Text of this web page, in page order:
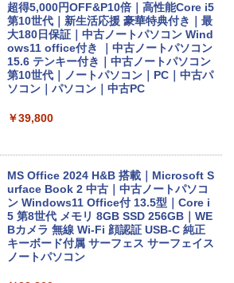
超得5,000円OFF&P10倍｜高性能Core i5
第10世代｜新生活応援 豪華特典付き｜最
大180日保証｜中古ノートパソコン Wind
ows11 office付き ｜中古ノートパソコン
15.6 テンキー付き｜中古ノートパソコン
第10世代｜ノートパソコン｜PC｜中古パ
ソコン｜パソコン｜中古PC
￥39,800
MS Office 2024 H&B 搭載｜Microsoft S
urface Book 2 中古｜中古ノートパソコ
ン Windows11 Office付 13.5型｜Core i
5 第8世代 メモリ 8GB SSD 256GB｜WE
Bカメラ 無線 Wi-Fi 顔認証 USB-C 純正
キーボード付属 サーフェス サーフェイス
ノートパソコン